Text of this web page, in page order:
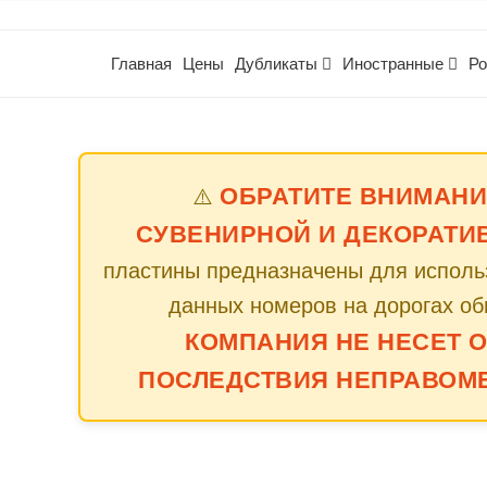
Главная Цены Дубликаты Иностранные
⚠️ ОБРАТИТЕ
СУВЕНИРНОЙ И
пластины предназначены для
данных номеров на дорогах
КОМПАНИЯ НЕ НЕСЕТ
ПОСЛЕДСТВИЯ